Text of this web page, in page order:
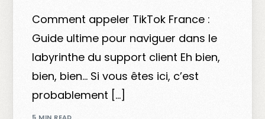
Comment appeler TikTok France :
Guide ultime pour naviguer dans le
labyrinthe du support client Eh bien,
bien, bien… Si vous êtes ici, c’est
probablement […]